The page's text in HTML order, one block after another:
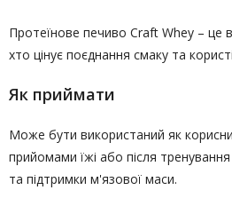
Протеїнове печиво Craft Whey – це
хто цінує поєднання смаку та
Як приймати
Може бути використаний як
прийомами їжі або після тренування
та підтримки м'язової маси.